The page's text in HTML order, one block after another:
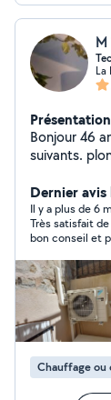
La
Présentation
Bonjour 46
suivants. plomberie Pose et
Dernier avis
Il y a plus de 6
Très satisfait
bon conseil et
recommande
Chauffage